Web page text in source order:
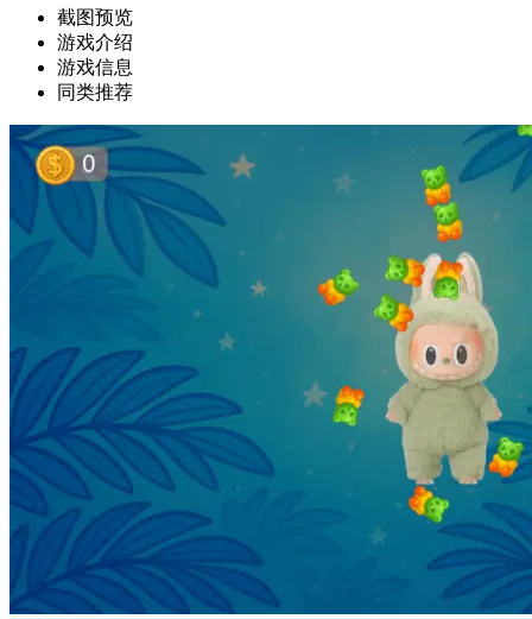
截图预览
游戏介绍
游戏信息
同类推荐